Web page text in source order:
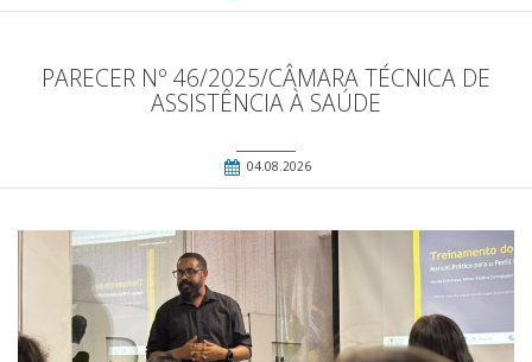
PARECER Nº 46/2025/CÂMARA TÉCNICA DE
ASSISTÊNCIA À SAÚDE
04.08.2026